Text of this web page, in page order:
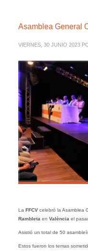
Asamblea General
VIERNES, 30 JUNIO 2023
La FFCVcelebró la Asamblea
Rambleta en València el
Asistió un total de 50
Estos fueron los temas